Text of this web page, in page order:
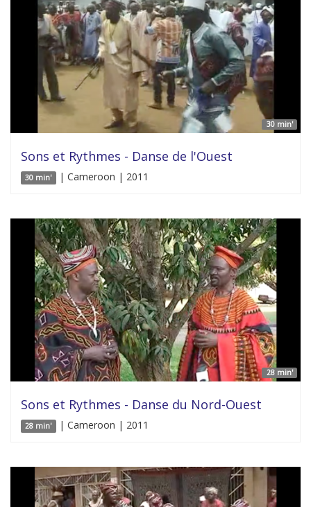
30 min'
Sons et Rythmes - Danse de l'Ouest
30 min' | Cameroon | 2011
28 min'
Sons et Rythmes - Danse du Nord-Ouest
28 min' | Cameroon | 2011